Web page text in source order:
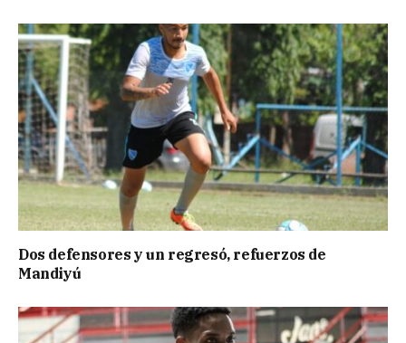
Dos defensores y un regresó, refuerzos de
Mandiyú